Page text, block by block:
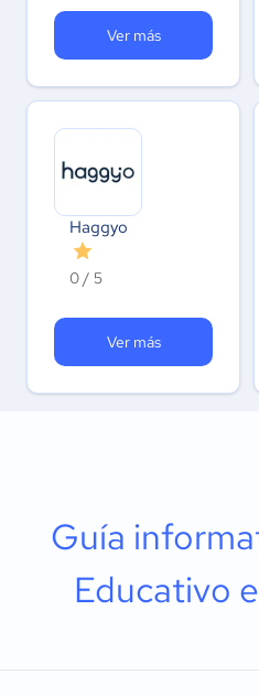
Ver más
Haggyo
0 / 5
Ver más
Guía
Educativo